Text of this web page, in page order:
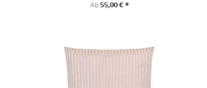
Regulärer Preis:
Ab 55,00 € *